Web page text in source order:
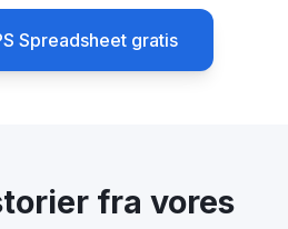
Spreadsheet gratis
fra vores